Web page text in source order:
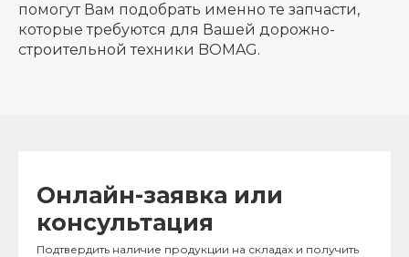
помогут Вам подобрать именно те запчасти,
которые требуются для Вашей дорожно-
строительной техники BOMAG.
Онлайн-заявка или
консультация
Подтвердить наличие продукции на складах и получить